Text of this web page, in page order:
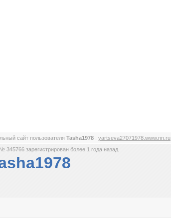
сайт пользователя Tasha1978 : yartseva27071978.www.nn.ru
345766 зарегистрирован более 1 года назад